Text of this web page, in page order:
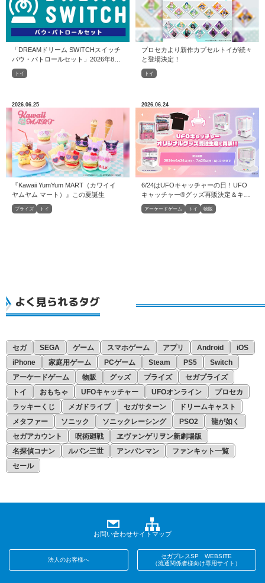
トイ
「DREAMドリーム SWITCHスイッチ
パウ・パトロールセット」2026年8月
6日（木）発売
トイ
プロセカより新作カプセルトイが続々
と登場決定！
2026.06.25
プライズ トイ
『Kawaii YumYum MART（カワイイ
ヤムヤム マート）』この夏誕生
2026.06.24
アーケードゲーム トイ 物販
6/24はUFOキャッチャーの日！UFO
キャッチャー®グッズ再販決定＆キャ
ンペーン開催！
よく見られるタグ
セガ SEGA ゲーム スマホゲーム アプリ Android
iOS
iPhone
家庭用ゲーム PCゲーム Steam PS5
Switch
アーケードゲーム
物販 グッズ プライズ
セガプライズ
トイ
おもちゃ UFOキャッチャー UFOオンライン
プロセカ
ラッキーくじ
メガドライブ セガサターン
ドリームキャスト
メタファー
ソニック ソニックレーシング PSO2
龍が如く
セガアカウント
呪術廻戦
ヱヴァンゲリヲン新劇場版
名探偵コナン
ルパン三世 アンパンマン
ファンキット一覧
セール
お問い合わせサイトマップ
法人のお客様へ
セガプレスSP WEBSITE
（流通関係者様向け専用サイト）